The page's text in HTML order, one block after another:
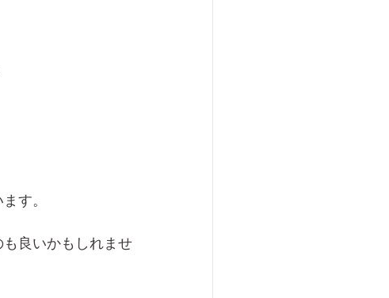
す。
良いかもしれませ